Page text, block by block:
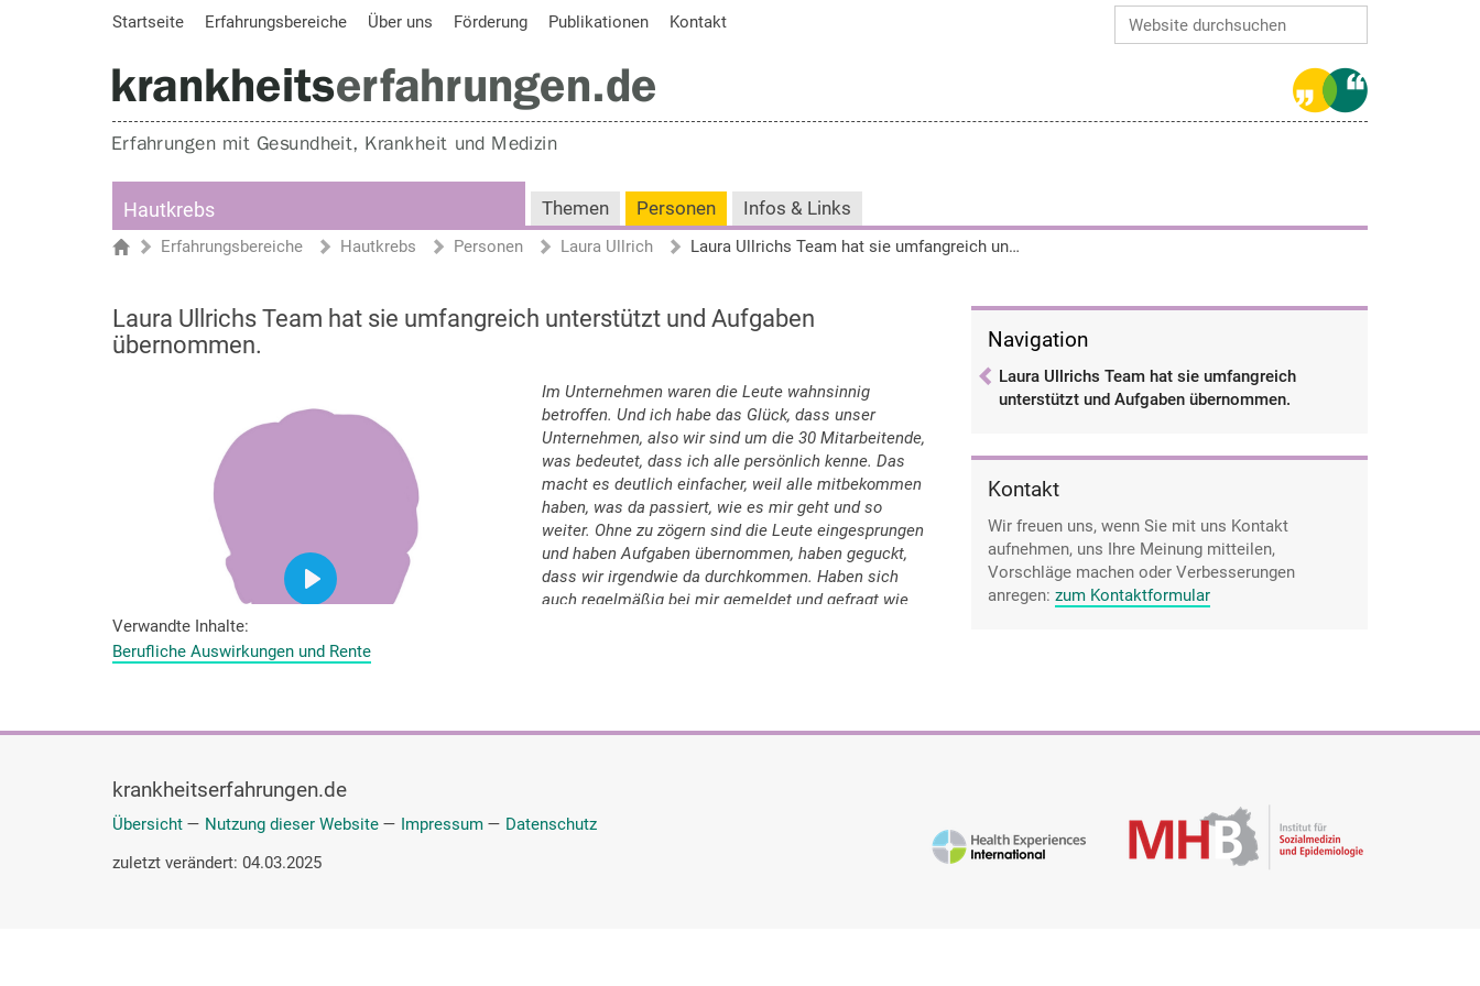
Erweiterte Suche…
Startseite Erfahrungsbereiche Über uns Förderung Publikationen Kontakt
Hautkrebs Themen Personen Infos & Links
Sie sind hier
StartseiteErfahrungsbereiche Hautkrebs Personen Laura Ullrich Laura Ullrichs Team hat sie umfangreich unterstützt und Aufgaben übernommen.
Laura Ullrichs Team hat sie umfangreich unterstützt und Aufgaben
übernommen.
Im Unternehmen waren die Leute wahnsinnig
betroffen. Und ich habe das Glück, dass unser
Unternehmen, also wir sind um die 30 Mitarbeitende,
was bedeutet, dass ich alle persönlich kenne. Das
macht es deutlich einfacher, weil alle mitbekommen
haben, was da passiert, wie es mir geht und so
weiter. Ohne zu zögern sind die Leute eingesprungen
und haben Aufgaben übernommen, haben geguckt,
dass wir irgendwie da durchkommen. Haben sich
auch regelmäßig bei mir gemeldet und gefragt wie
dem Zeitpunkt noch im Unternehmen war. Das heißt,
Verwandte Inhalte
Berufliche Auswirkungen und Rente
Navigation
Laura Ullrichs Team hat sie umfangreich
unterstützt und Aufgaben übernommen.
Kontakt
Wir freuen uns, wenn Sie mit uns Kontakt
aufnehmen, uns Ihre Meinung mitteilen,
Vorschläge machen oder Verbesserungen
anregen: zum Kontaktformular
krankheitserfahrungen.de
Übersicht — Nutzung dieser Website — Impressum — Datenschutz
zuletzt verändert: 04.03.2025